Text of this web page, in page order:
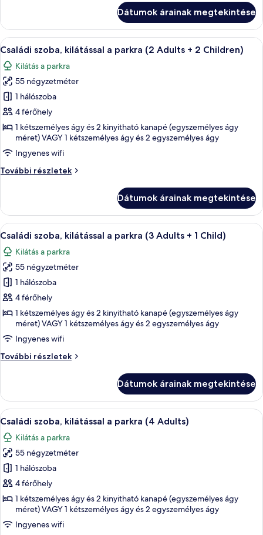
Adults
+
1
Child)
parkra
(2
Adults
Child)
további
részletei
Dátumok árainak megtekintése
A
következő
szoba
összes
képének
megtekintése:
Családi
szoba,
kilátással
a
parkra
Adults
+
2
Children)
Egy erkély, ahol van egy asztal és
6
Családi szoba, kilátással a parkra (2 Adults + 2 Children)
Kilátás a parkra
55 négyzetméter
1 hálószoba
4 férőhely
1 kétszemélyes ágy és 2 kinyitható kanapé (egyszemélyes ágy
méret) VAGY 1 kétszemélyes ágy és 2 egyszemélyes ágy
Ingyenes wifi
További részletek
Családi
parkra
(2
Adults
2
Children)
további
részletei
Dátumok árainak megtekintése
A
következő
szoba
összes
képének
megtekintése:
Családi
szoba,
kilátással
a
parkra
Adults
+
1
Child)
Egy erkély, ahol van egy asztal és
6
Családi szoba, kilátással a parkra (3 Adults + 1 Child)
Kilátás a parkra
55 négyzetméter
1 hálószoba
4 férőhely
1 kétszemélyes ágy és 2 kinyitható kanapé (egyszemélyes ágy
méret) VAGY 1 kétszemélyes ágy és 2 egyszemélyes ágy
Ingyenes wifi
További részletek
Családi
parkra
(3
Adults
Child)
további
részletei
Dátumok árainak megtekintése
A
következő
szoba
összes
képének
megtekintése:
Családi
szoba,
kilátással
Egy erkély, ahol van egy asztal és
6
Családi szoba, kilátással a parkra (4 Adults)
Kilátás a parkra
55 négyzetméter
1 hálószoba
4 férőhely
1 kétszemélyes ágy és 2 kinyitható kanapé (egyszemélyes ágy
méret) VAGY 1 kétszemélyes ágy és 2 egyszemélyes ágy
Ingyenes wifi